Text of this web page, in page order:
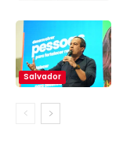
Salvador